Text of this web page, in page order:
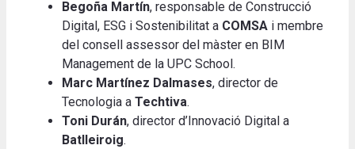
Begoña Martín, responsable de Construcció
Digital, ESG i Sostenibilitat a COMSA i membre
del consell assessor del màster en BIM
Management de la UPC School.
Marc Martínez Dalmases, director de
Tecnologia a Techtiva.
Toni Durán, director d’Innovació Digital a
Batlleiroig.